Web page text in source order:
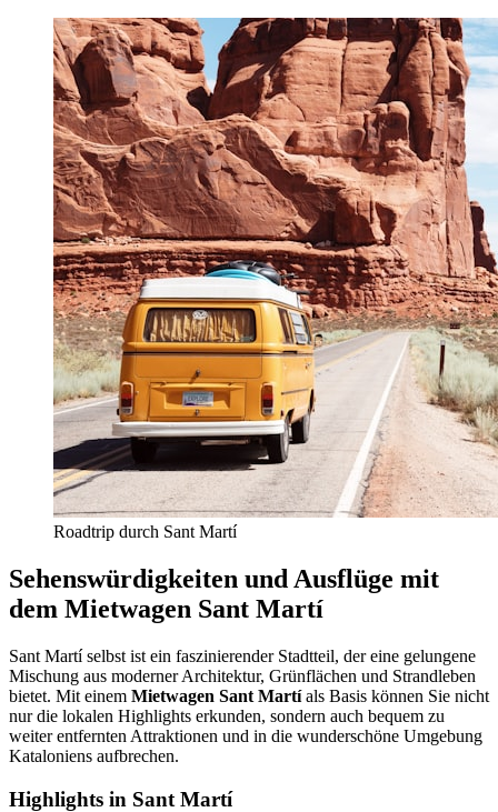
Roadtrip durch Sant Martí
Sehenswürdigkeiten und Ausflüge mit
dem Mietwagen Sant Martí
Sant Martí selbst ist ein faszinierender Stadtteil, der eine gelungene
Mischung aus moderner Architektur, Grünflächen und Strandleben
bietet. Mit einem Mietwagen Sant Martíals Basis können Sie nicht
nur die lokalen Highlights erkunden, sondern auch bequem zu
weiter entfernten Attraktionen und in die wunderschöne Umgebung
Kataloniens aufbrechen.
Highlights in Sant Martí